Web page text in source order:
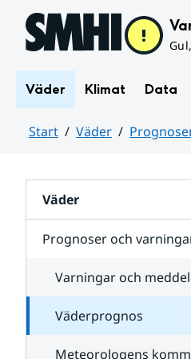
Hoppa till sidans innehåll
Väder Klimat Data
Start Väder
Väder
Prognoser och
Varningar och
Väderprognos
Meteorologens